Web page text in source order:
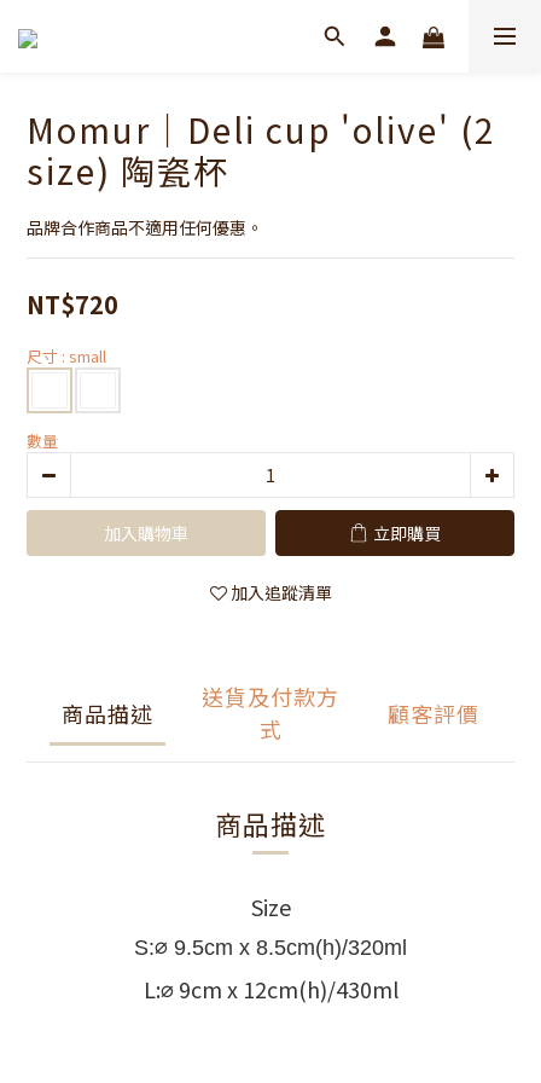
Momur｜Deli cup 'olive' (2
size) 陶瓷杯
品牌合作商品不適用任何優惠。
NT$720
尺寸 : small
數量
加入購物車 立即購買
加入追蹤清單
商品描述
送貨及付款方
式
顧客評價
商品描述
Size
S:⌀ 9.5cm x 8.5cm(h)/320ml
L:⌀9cm x 12cm(h)/430ml